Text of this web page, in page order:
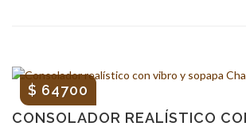
CONSOLADOR REALÍSTICO
$ 64700